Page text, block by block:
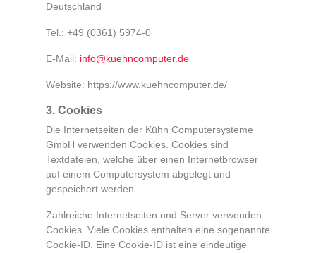
Deutschland
Tel.: +49 (0361) 5974-0
E-Mail: info@kuehncomputer.de
Website: https://www.kuehncomputer.de/
3. Cookies
Die Internetseiten der Kühn Computersysteme
GmbH verwenden Cookies. Cookies sind
Textdateien, welche über einen Internetbrowser
auf einem Computersystem abgelegt und
gespeichert werden.
Zahlreiche Internetseiten und Server verwenden
Cookies. Viele Cookies enthalten eine sogenannte
Cookie-ID. Eine Cookie-ID ist eine eindeutige